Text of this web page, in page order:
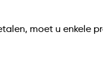
moet u enkele